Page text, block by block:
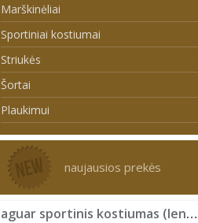
Marškinėliai
Sportiniai kostiumai
Striukės
Šortai
Plaukimui
naujausios prekės
Jaguar sportinis kostiumas (lengvas)